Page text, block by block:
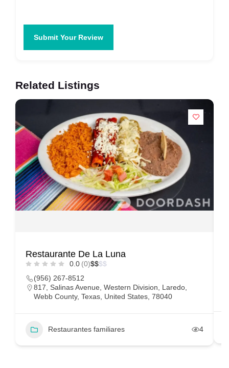
Submit Your Review
Related Listings
Restaurante De La Luna
0.0 (0)$$$$
(956) 267-8512
817, Salinas Avenue, Western Division, Laredo,
Webb County, Texas, United States, 78040
Restaurantes familiares 4